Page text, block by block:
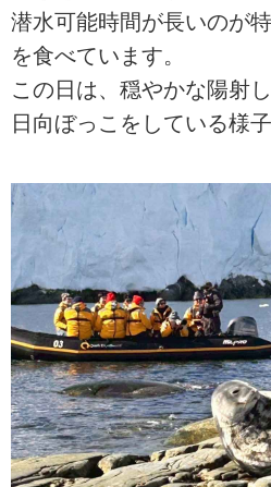
潜水可能時間が長いのが
を食べています。
この日は、穏やかな陽射
日向ぼっこをしている様